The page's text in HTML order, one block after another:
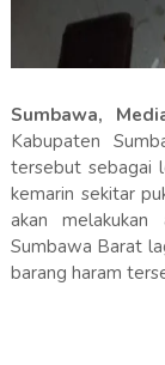
Sumbawa,
Kabupaten
tersebut sebagai
kemarin sekitar
akan melakukan
Sumbawa Barat
barang haram